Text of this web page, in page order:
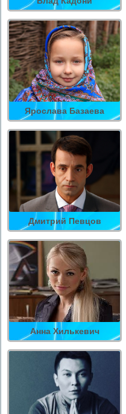
Ярослава Базаева
Дмитрий Певцов
Анна Хилькевич